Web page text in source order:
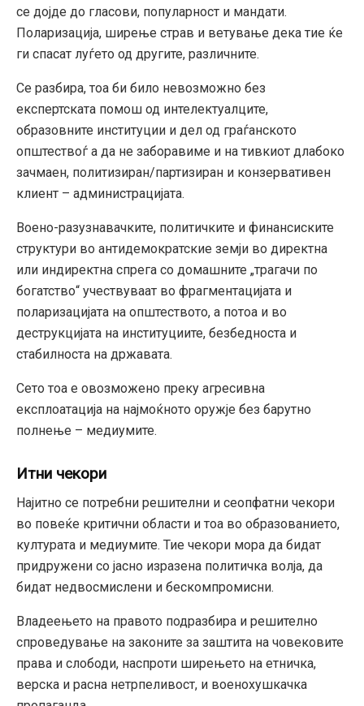
се дојде до гласови, популарност и мандати.
Поларизација, ширење страв и ветување дека тие ќе
ги спасат луѓето од другите, различните.
Се разбира, тоа би било невозможно без
експертската помош од интелектуалците,
образовните институции и дел од граѓанското
општествоѓ а да не заборавиме и на тивкиот длабоко
зачмаен, политизиран/партизиран и конзервативен
клиент – администрацијата.
Воено-разузнавачките, политичките и финансиските
структури во антидемократские земји во директна
или индиректна спрега со домашните „трагачи по
богатство“ учествуваат во фрагментацијата и
поларизацијата на општеството, а потоа и во
деструкцијата на институциите, безбедноста и
стабилноста на државата.
Сето тоа е овозможено преку агресивна
експлоатација на најмоќното оружје без барутно
полнење – медиумите.
Итни чекори
Најитно се потребни решителни и сеопфатни чекори
во повеќе критични области и тоа во образованието,
културата и медиумите. Тие чекори мора да бидат
придружени со јасно изразена политичка волја, да
бидат недвосмислени и бескомпромисни.
Владеењето на правото подразбира и решително
спроведување на законите за заштита на човековите
права и слободи, наспроти ширењето на етничка,
верска и расна нетрпеливост, и военохушкачка